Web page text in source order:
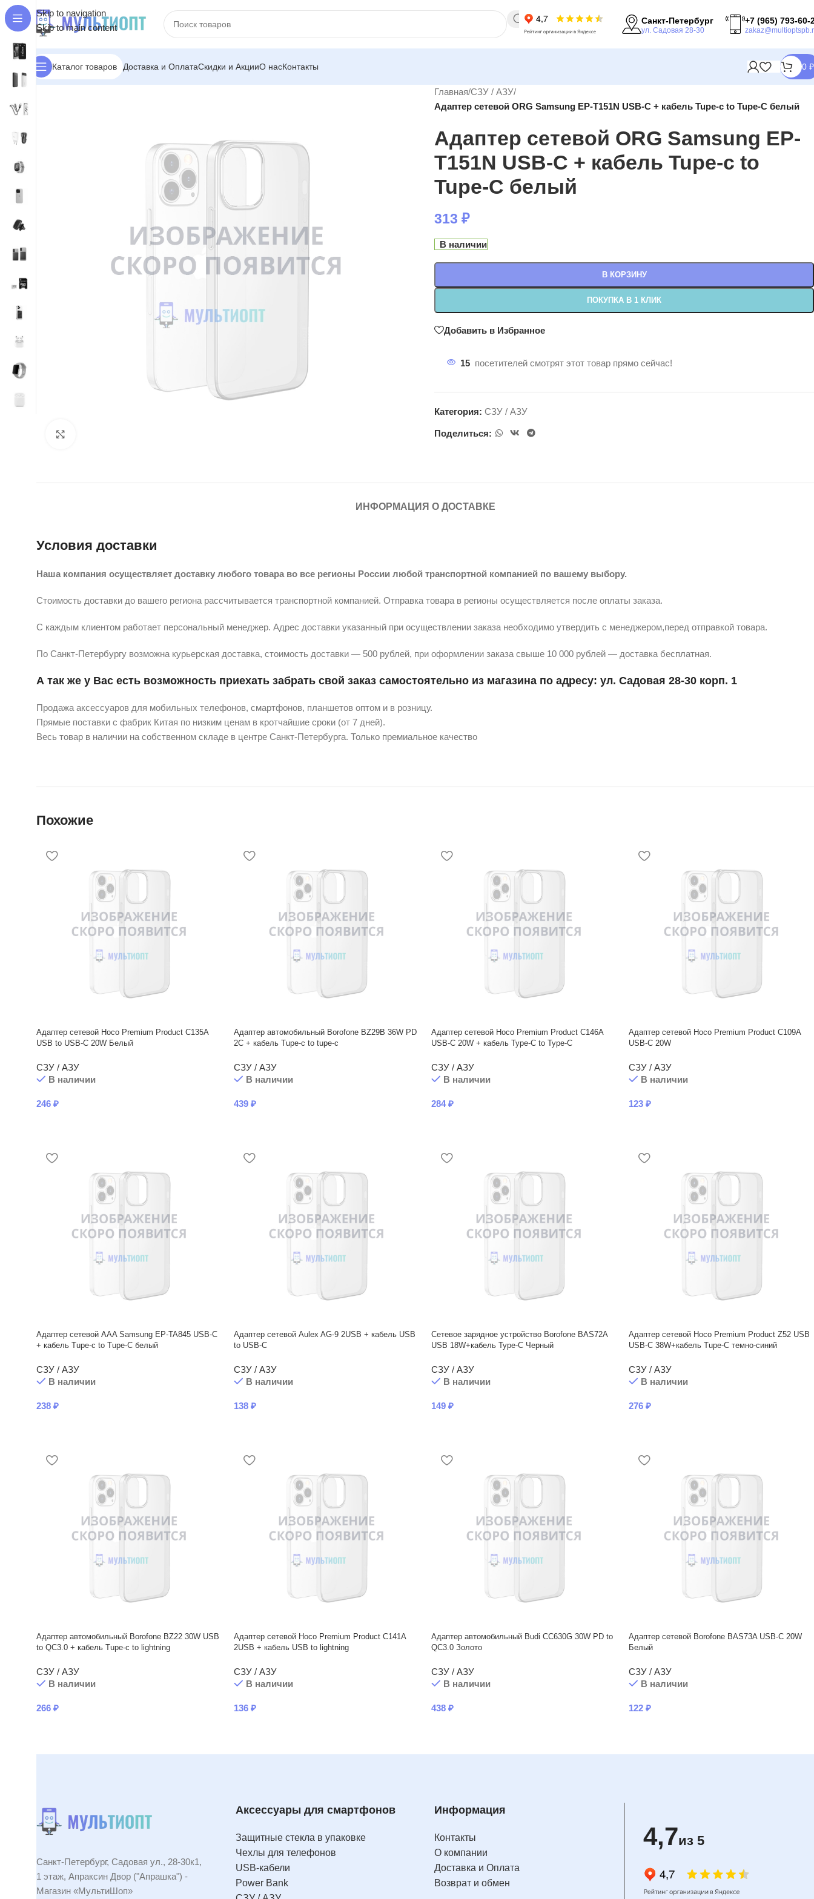
Skip to navigation
Skip to main content
Санкт-Петербург
ул. Садовая 28-30
+7 (965) 793-60-
Каталог товаров Доставка и ОплатаСкидки и АкцииО насКонтакты 0 ₽
Главная/СЗУ / АЗУ/
Адаптер сетевой ORG Samsung EP-T151N USB-C + кабель Tupe-c to Tupe-C белый
Адаптер сетевой ORG Samsung EP-
T151N USB-C + кабель Tupe-c to
Tupe-C белый
313 ₽
В наличии
В КОРЗИНУ
ПОКУПКА В 1 КЛИК
Добавить в Избранное
15 посетителей смотрят этот товар прямо сейчас!
Категория: СЗУ / АЗУ
Поделиться:
ИНФОРМАЦИЯ О ДОСТАВКЕ
Условия доставки
Наша компания осуществляет доставку любого товара во все регионы России любой транспортной компанией по вашему выбору.
Стоимость доставки до вашего региона рассчитывается транспортной компанией. Отправка товара в регионы осуществляется после оплаты заказа.
С каждым клиентом работает персональный менеджер. Адрес доставки указанный при осуществлении заказа необходимо утвердить с менеджером,перед отправкой товара.
По Санкт-Петербургу возможна курьерская доставка, стоимость доставки — 500 рублей, при оформлении заказа свыше 10 000 рублей — доставка бесплатная.
А так же у Вас есть возможность приехать забрать свой заказ самостоятельно из магазина по адресу: ул. Садовая 28-30 корп. 1
Продажа аксессуаров для мобильных телефонов, смартфонов, планшетов оптом и в розницу.
Прямые поставки с фабрик Китая по низким ценам в кротчайшие сроки (от 7 дней).
Весь товар в наличии на собственном складе в центре Санкт-Петербурга. Только премиальное качество
Похожие
Адаптер сетевой Hoco Premium Product C135A
USB to USB-C 20W Белый
СЗУ / АЗУ
В наличии
246 ₽
Адаптер автомобильный Borofone BZ29B 36W PD
2C + кабель Tupe-c to tupe-c
СЗУ / АЗУ
В наличии
439 ₽
Адаптер сетевой Hoco Premium Product C146A
USB-C 20W + кабель Type-C to Type-C
СЗУ / АЗУ
В наличии
284₽
Адаптер сетевой Hoco Premium Product C109A
USB-C 20W
СЗУ / АЗУ
В наличии
123 ₽
Адаптер сетевой AAA Samsung EP-TA845 USB-C
+ кабель Tupe-c to Tupe-C белый
СЗУ / АЗУ
В наличии
238 ₽
Адаптер сетевой Aulex AG-9 2USB + кабель USB
to USB-C
СЗУ / АЗУ
В наличии
138 ₽
Сетевое зарядное устройство Borofone BAS72A
USB 18W+кабель Type-C Черный
СЗУ / АЗУ
В наличии
149 ₽
Адаптер сетевой Hoco Premium Product Z52 USB
USB-C 38W+кабель Tupe-C темно-синий
СЗУ / АЗУ
В наличии
276 ₽
Адаптер автомобильный Borofone BZ22 30W USB
to QC3.0 + кабель Tupe-c to lightning
СЗУ / АЗУ
В наличии
266 ₽
Адаптер сетевой Hoco Premium Product C141A
2USB + кабель USB to lightning
СЗУ / АЗУ
В наличии
136 ₽
Адаптер автомобильный Budi CC630G 30W PD to
QC3.0 Золото
СЗУ / АЗУ
В наличии
438 ₽
Адаптер сетевой Borofone BAS73A USB-C 20W
Белый
СЗУ / АЗУ
В наличии
122 ₽
Санкт-Петербург, Садовая ул., 28-30к1,
1 этаж, Апраксин Двор ("Апрашка") -
Магазин «МультиШоп»
Аксессуары для смартфонов
Защитные стекла в упаковке
Чехлы для телефонов
USB-кабели
Power Bank
Информация
Контакты
О компании
Доставка и Оплата
Возврат и обмен
4,7из 5